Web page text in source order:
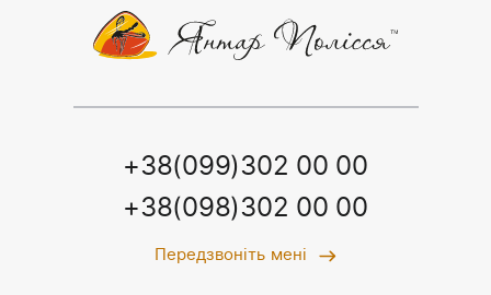
+38(099)302 00 00
+38(098)302 00 00
Передзвоніть мені